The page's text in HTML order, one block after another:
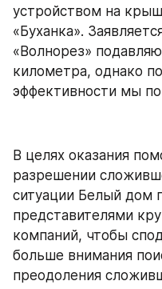
устройством на
«Буханка».
«Волнорез»
километра, однако
эффективности мы
В целях оказания
разрешении
ситуации Белый дом
представителями
компаний, чтобы
больше внимания
преодоления